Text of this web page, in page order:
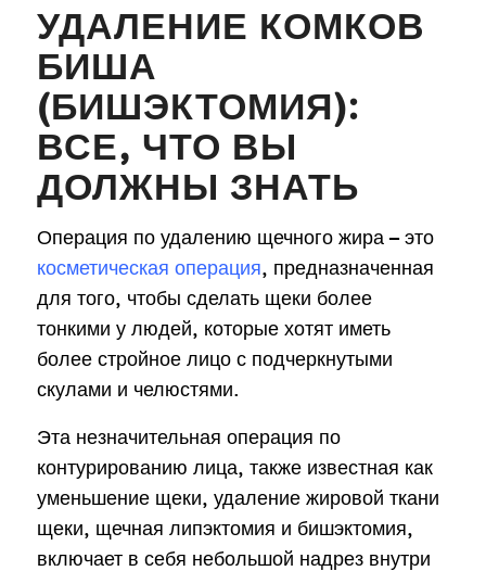
УДАЛЕНИЕ КОМКОВ
БИША
(БИШЭКТОМИЯ):
ВСЕ, ЧТО ВЫ
ДОЛЖНЫ ЗНАТЬ
Операция по удалению щечного жира – это
косметическая операция, предназначенная
для того, чтобы сделать щеки более
тонкими у людей, которые хотят иметь
более стройное лицо с подчеркнутыми
скулами и челюстями.
Эта незначительная операция по
контурированию лица, также известная как
уменьшение щеки, удаление жировой ткани
щеки, щечная липэктомия и бишэктомия,
включает в себя небольшой надрез внутри